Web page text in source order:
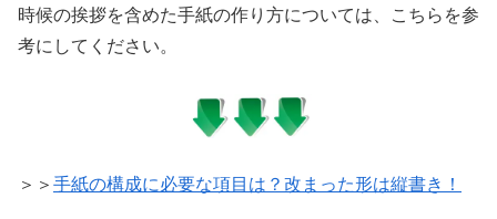
時候の挨拶を含めた手紙の作り方については、こちらを参
考にしてください。
＞＞ 手紙の構成に必要な項目は？改まった形は縦書き！